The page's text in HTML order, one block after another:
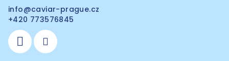
info@caviar-prague.cz
+420 773576845